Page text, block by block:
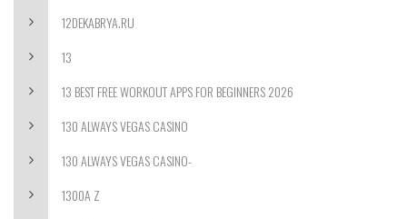
12DEKABRYA.RU
13
13 BEST FREE WORKOUT APPS FOR BEGINNERS 2026
130 ALWAYS VEGAS CASINO
130 ALWAYS VEGAS CASINO-
1300A Z